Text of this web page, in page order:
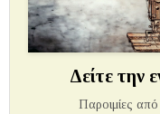
Δείτε την
Παροιμίες